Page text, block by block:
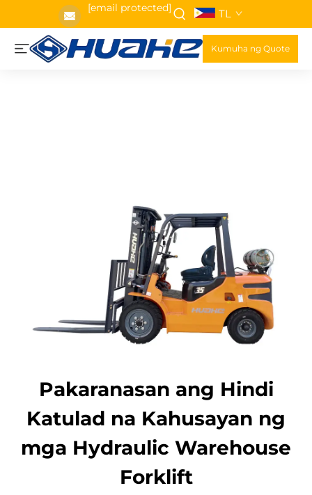
[email protected] TL
Kumuha ng Quote
Pakaranasan ang Hindi
Katulad na Kahusayan ng
mga Hydraulic Warehouse
Forklift